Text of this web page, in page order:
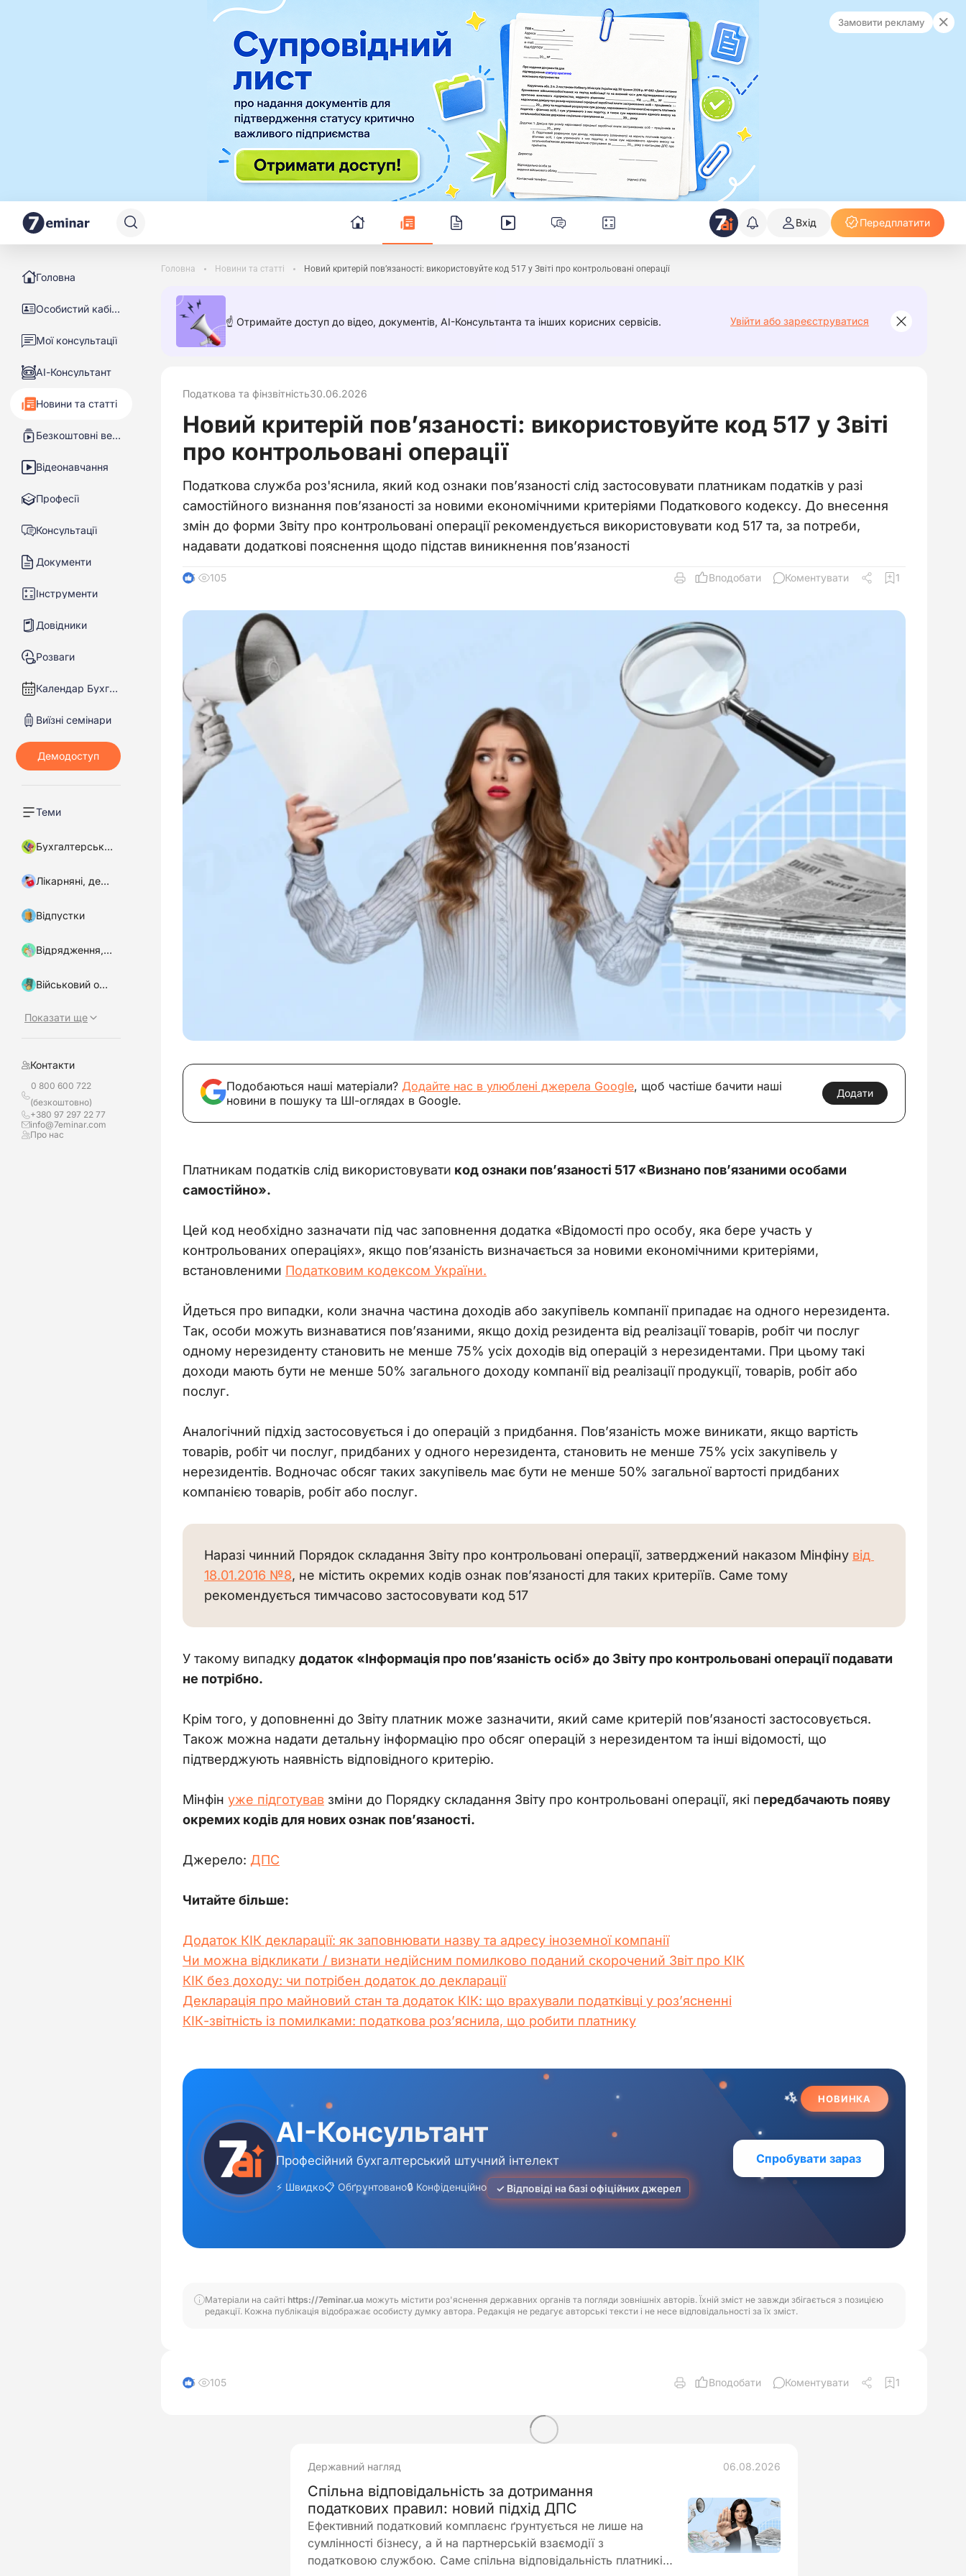
Замовити рекламу
Вхід Передплатити
Головна
Особистий кабінет
Мої консультації
АІ-Консультант
Новини та статті
Безкоштовні вебінари
Відеонавчання
Професії
Консультації
Документи
Інструменти
Довідники
Розваги
Календар Бухгалтера
Виїзні семінари
Теми
Бухгалтерський облік
Лікарняні, декретні
Відпустки
Відрядження, підзвітні кошти
Військовий облік, бронювання
Показати ще
Контакти
0 800 600 722
(безкоштовно)
+380 97 297 22 77
info@7eminar.com
Про нас
Головна Новини та статті Новий критерій пов’язаності: використовуйте код 517 у Звіті про контрольовані операції
☝️ Отримайте доступ до відео, документів, AI-Консультанта та інших корисних сервісів. Увійти або зареєструватися
Податкова та фінзвітність30.06.2026
Новий критерій пов’язаності: використовуйте код 517 у Звіті
про контрольовані операції
Податкова служба роз'яснила, який код ознаки пов’язаності слід застосовувати платникам податків у разі
самостійного визнання пов’язаності за новими економічними критеріями Податкового кодексу. До внесення
змін до форми Звіту про контрольовані операції рекомендується використовувати код 517 та, за потреби,
надавати додаткові пояснення щодо підстав виникнення пов’язаності
5 105 Вподобати Коментувати 1
Подобаються наші матеріали? Додайте нас в улюблені джерела Google, щоб частіше бачити наші
новини в пошуку та ШІ-оглядах в Google.
Додати
Платникам податків слід використовувати код ознаки пов’язаності 517 «Визнано пов’язаними особами
самостійно».
Цей код необхідно зазначати під час заповнення додатка «Відомості про особу, яка бере участь у
контрольованих операціях», якщо пов’язаність визначається за новими економічними критеріями,
встановленими Податковим кодексом України.
Йдеться про випадки, коли значна частина доходів або закупівель компанії припадає на одного нерезидента.
Так, особи можуть визнаватися пов’язаними, якщо дохід резидента від реалізації товарів, робіт чи послуг
одному нерезиденту становить не менше 75% усіх доходів від операцій з нерезидентами. При цьому такі
доходи мають бути не менше 50% загального доходу компанії від реалізації продукції, товарів, робіт або
послуг.
Аналогічний підхід застосовується і до операцій з придбання. Пов’язаність може виникати, якщо вартість
товарів, робіт чи послуг, придбаних у одного нерезидента, становить не менше 75% усіх закупівель у
нерезидентів. Водночас обсяг таких закупівель має бути не менше 50% загальної вартості придбаних
компанією товарів, робіт або послуг.
Наразі чинний Порядок складання Звіту про контрольовані операції, затверджений наказом Мінфіну від
18.01.2016 №8, не містить окремих кодів ознак пов’язаності для таких критеріїв. Саме тому
рекомендується тимчасово застосовувати код 517
У такому випадку додаток «Інформація про пов’язаність осіб» до Звіту про контрольовані операції подавати
не потрібно.
Крім того, у доповненні до Звіту платник може зазначити, який саме критерій пов’язаності застосовується.
Також можна надати детальну інформацію про обсяг операцій з нерезидентом та інші відомості, що
підтверджують наявність відповідного критерію.
Мінфін уже підготував зміни до Порядку складання Звіту про контрольовані операції, які передбачають появу
окремих кодів для нових ознак пов’язаності.
Джерело: ДПС
Читайте більше:
Додаток КІК декларації: як заповнювати назву та адресу іноземної компанії
Чи можна відкликати / визнати недійсним помилково поданий скорочений Звіт про КІК
КІК без доходу: чи потрібен додаток до декларації
Декларація про майновий стан та додаток КІК: що врахували податківці у роз’ясненні
КІК-звітність із помилками: податкова роз’яснила, що робити платнику
Матеріали на сайті https://7eminar.ua можуть містити роз'яснення державних органів та погляди зовнішніх авторів. Їхній зміст не завжди збігається з позицією
редакції. Кожна публікація відображає особисту думку автора. Редакція не редагує авторські тексти і не несе відповідальності за їх зміст.
5 105 Вподобати Коментувати 1
Державний нагляд 06.08.2026
Спільна відповідальність за дотримання
податкових правил: новий підхід ДПС
Ефективний податковий комплаєнс ґрунтується не лише на
сумлінності бізнесу, а й на партнерській взаємодії з
податковою службою. Саме спільна відповідальність платників